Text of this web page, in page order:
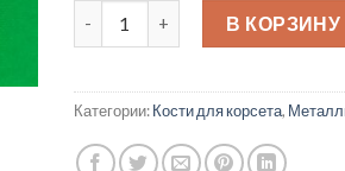
Кости металлические для
В КОРЗИНУ
Категории:Кости для корсета,